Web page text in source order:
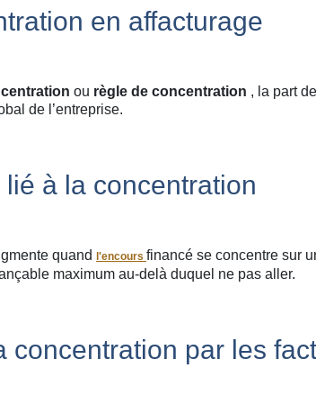
en affacturage
ou règle de concentration , la part
de l’entreprise.
à la concentration
quand l'encours financé se concentre sur
maximum au-delà duquel ne pas aller.
concentration par les